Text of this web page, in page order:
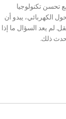
تحسن تكنولوجيا
الكهربائي، يبدو أن
لم يعد السؤال ما إذا
ذلك.